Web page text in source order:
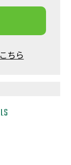
ちら